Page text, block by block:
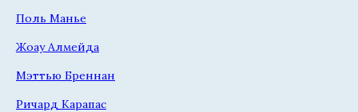
Поль Манье
Жоау Алмейда
Мэттью Бреннан
Ричард Карапас